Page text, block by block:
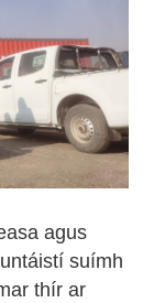
agus
suímh
thír ar